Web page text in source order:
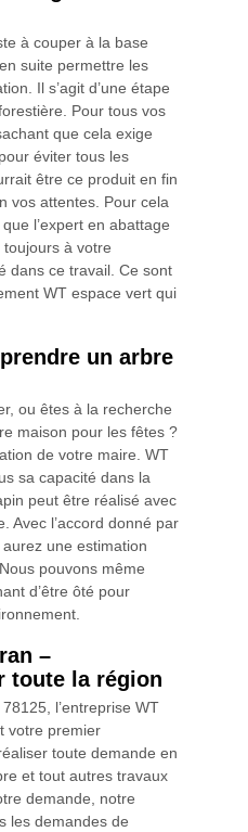
à couper à la base
suite permettre les
Il s’agit d’une étape
Pour tous vos
que cela exige
éviter tous les
être ce produit en fin
vos attentes. Pour cela
l’expert en abattage
toujours à votre
dans ce travail. Ce sont
WT espace vert qui
un arbre
ou êtes à la recherche
maison pour les fêtes ?
de votre maire. WT
sa capacité dans la
peut être réalisé avec
Avec l’accord donné par
une estimation
pouvons même
d’être ôté pour
–
toute la région
l’entreprise WT
votre premier
toute demande en
et tout autres travaux
demande, notre
les demandes de